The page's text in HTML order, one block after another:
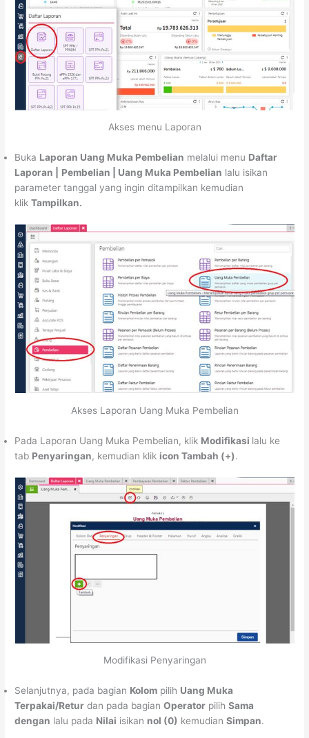
Akses menu Laporan
Buka Laporan Uang Muka Pembelian melalui menu Daftar
Laporan |
Pembelian | Uang Muka Pembelian lalu isikan
parameter tanggal yang ingin ditampilkan kemudian
klikTampilkan.
Akses Laporan Uang Muka Pembelian
Pada Laporan Uang Muka Pembelian, klik Modifikasi lalu ke
tab Penyaringan, kemudian klik icon Tambah (+).
Modifikasi Penyaringan
Selanjutnya, pada bagian Kolom pilih Uang Muka
Terpakai/Retur dan pada bagianOperator pilihSama
dengan lalu pada Nilai isikan nol (0) kemudianSimpan.